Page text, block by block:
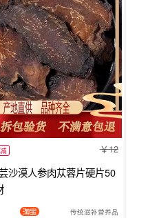
12
沙漠人参肉苁蓉片硬片50
传统滋补营养品